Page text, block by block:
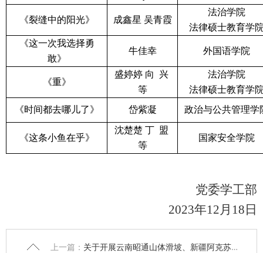
《裂缝中的阳光》 成鑫星 吴青霞
法治学院
法律硕士教育学
《这一次我选择勇
敢》
牛佳幸 外国语学院
《重》
盛婷婷 向
兴
等
法治学院
法律硕士教育学
《时间都去哪儿了》 岱紫凝 政治与公共管理学
《这条小鱼在乎》
沈楚楚 丁 盟
等
国家安全学院
党委学工部
2023年12月18日
上一篇： 关于开展云南昭通山体滑坡、新疆阿克苏地区乌什县地震受损家庭学生排查及困难补助发放的通知